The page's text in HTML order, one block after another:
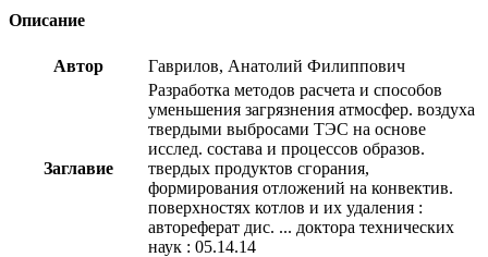
Описание
Автор Гаврилов, Анатолий Филиппович
Заглавие
Разработка методов расчета и способов
уменьшения загрязнения атмосфер. воздуха
твердыми выбросами ТЭС на основе
исслед. состава и процессов образов.
твердых продуктов сгорания,
формирования отложений на конвектив.
поверхностях котлов и их удаления :
автореферат дис. ... доктора технических
наук : 05.14.14